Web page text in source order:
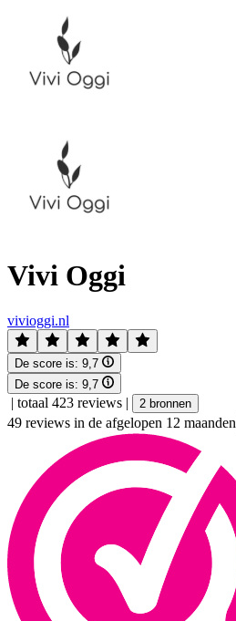
Vivi Oggi
vivioggi.nl
De score is: 9,7
De score is: 9,7
| totaal 423 reviews | 2 bronnen
49 reviews in de afgelopen 12 maanden